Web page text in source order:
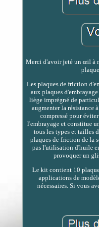
Merci d'avoir jeté un œil à
Les plaques de friction
aux plaques
liège imprégné de
augmenter la résistance
compressé pour
l'embrayage et constitue
tous les types et tailles
plaques de friction de la
pas l'utilisation d'huile
provoquer un
Le kit contient 10
applications de
nécessaires. Si vous